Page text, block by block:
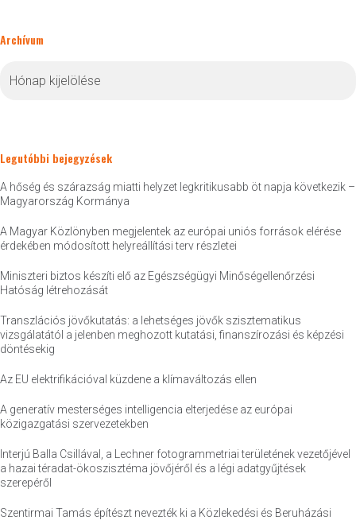
Archívum
Legutóbbi bejegyzések
A hőség és szárazság miatti helyzet legkritikusabb öt napja következik –
Magyarország Kormánya
A Magyar Közlönyben megjelentek az európai uniós források elérése
érdekében módosított helyreállítási terv részletei
Miniszteri biztos készíti elő az Egészségügyi Minőségellenőrzési
Hatóság létrehozását
Transzlációs jövőkutatás: a lehetséges jövők szisztematikus
vizsgálatától a jelenben meghozott kutatási, finanszírozási és képzési
döntésekig
Az EU elektrifikációval küzdene a klímaváltozás ellen
A generatív mesterséges intelligencia elterjedése az európai
közigazgatási szervezetekben
Interjú Balla Csillával, a Lechner fotogrammetriai területének vezetőjével
a hazai téradat-ökoszisztéma jövőjéről és a légi adatgyűjtések
szerepéről
Szentirmai Tamás építészt nevezték ki a Közlekedési és Beruházási